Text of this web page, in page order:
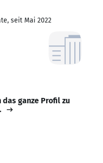
seit Mai 2022
das ganze Profil zu